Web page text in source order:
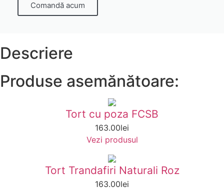
Comandă acum
Descriere
Produse asemănătoare:
Tort cu poza FCSB
163.00lei
Vezi produsul
Tort Trandafiri Naturali Roz
163.00lei